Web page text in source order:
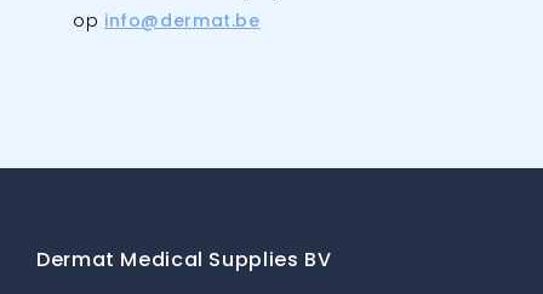
op info@dermat.be
Dermat Medical Supplies BV